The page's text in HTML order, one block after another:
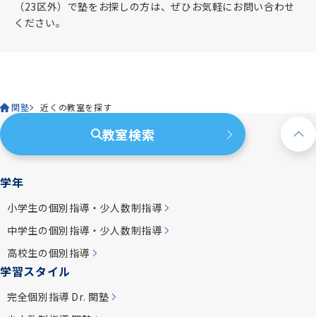
（23区外）で塾をお探しの方は、ぜひお気軽にお問い合わせ
ください。
関塾 近くの教室を探す
教室検索
学年
小学生の個別指導・少人数制指導
中学生の個別指導・少人数制指導
高校生の個別指導
学習スタイル
完全個別指導 Dr. 関塾